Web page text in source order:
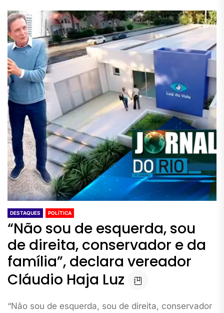
DESTAQUES POLÍTICA
“Não sou de esquerda, sou
de direita, conservador e da
família”, declara vereador
Cláudio Haja Luz
“Não sou de esquerda, sou de direita, conservador